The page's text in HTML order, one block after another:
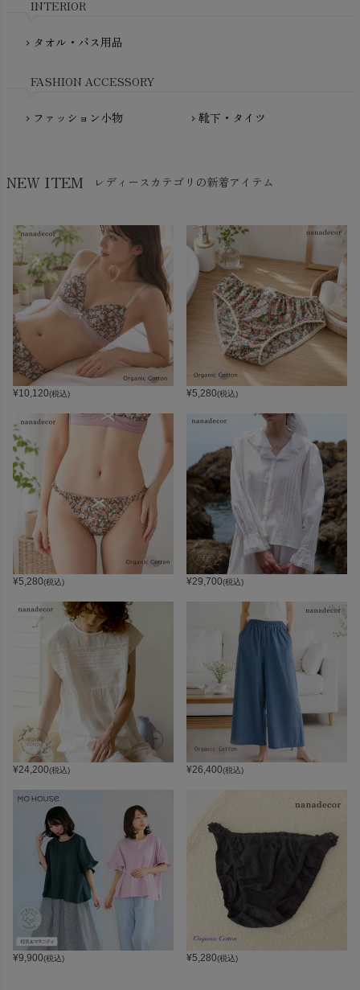
NewNative（ニューネイティブ）
INTERIOR
chevron_right タオル・バス用品
FASHION ACCESSORY
chevron_right ファッション小物 chevron_right 靴下・タイツ
NEW ITEM レディースカテゴリの新着アイテム
¥10,120(税込) ¥5,280(税込)
¥5,280(税込) ¥29,700(税込)
¥24,200(税込) ¥26,400(税込)
¥9,900(税込) ¥5,280(税込)